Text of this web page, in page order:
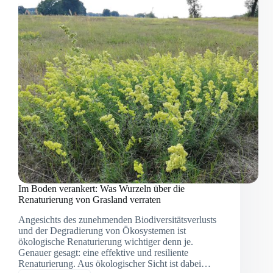
ein
besonderes
Experiment
Im Boden verankert: Was Wurzeln über die
Renaturierung von Grasland verraten
Angesichts des zunehmenden Biodiversitätsverlusts
und der Degradierung von Ökosystemen ist
ökologische Renaturierung wichtiger denn je.
Genauer gesagt: eine effektive und resiliente
Renaturierung. Aus ökologischer Sicht ist dabei…